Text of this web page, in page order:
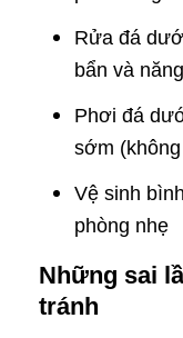
Rửa đá
bẩn và
Phơi đá
sớm
Vệ sinh
phòng nhẹ
Những sai
tránh